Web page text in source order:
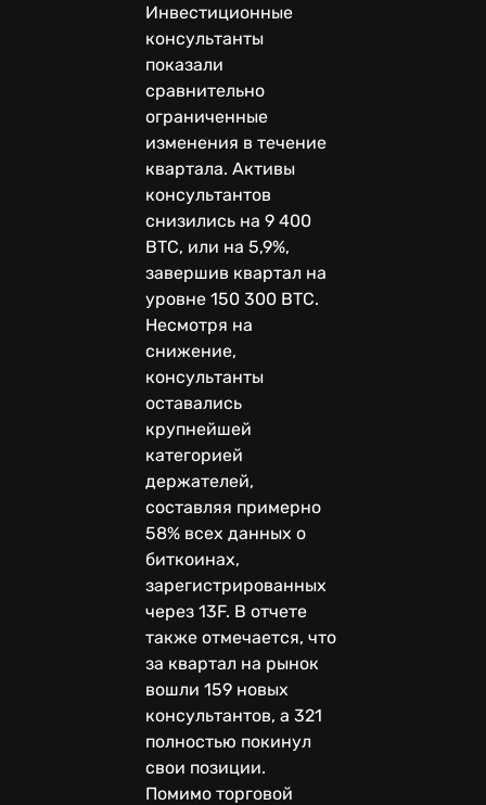
Инвестиционные
консультанты
показали
сравнительно
ограниченные
изменения в течение
квартала. Активы
консультантов
снизились на 9 400
BTC, или на 5,9%,
завершив квартал на
уровне 150 300 BTC.
Несмотря на
снижение,
консультанты
оставались
крупнейшей
категорией
держателей,
составляя примерно
58% всех данных о
биткоинах,
зарегистрированных
через 13F. В отчете
также отмечается, что
за квартал на рынок
вошли 159 новых
консультантов, а 321
полностью покинул
свои позиции.
Помимо торговой